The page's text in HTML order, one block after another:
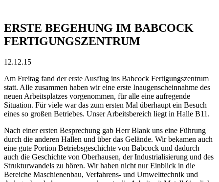
ERSTE BEGEHUNG IM BABCOCK
FERTIGUNGSZENTRUM
12.12.15
Am Freitag fand der erste Ausflug ins Babcock Fertigungszentrum
statt. Alle zusammen haben wir eine erste Inaugenscheinnahme des
neuen Arbeitsplatzes vorgenommen, für alle eine aufregende
Situation. Für viele war das zum ersten Mal überhaupt ein Besuch
eines so großen Betriebes. Unser Arbeitsbereich liegt in Halle B11.
Nach einer ersten Besprechung gab Herr Blank uns eine Führung
durch die anderen Hallen und über das Gelände. Wir bekamen auch
eine gute Portion Betriebsgeschichte von Babcock und dadurch
auch die Geschichte von Oberhausen, der Industrialisierung und des
Strukturwandels zu hören. Wir haben nicht nur Einblick in die
Bereiche Maschienenbau, Verfahrens- und Umwelttechnik und